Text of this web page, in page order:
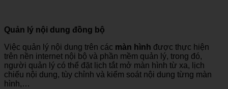
Quản lý nội dung đồng bộ
Việc quản lý nội dung trên các màn hình được thực hiện
trên nền internet nội bộ và phần mềm quản lý, trong đó,
người quản lý có thể đặt lịch tắt mở màn hình từ xa, lịch
chiếu nội dung, tùy chỉnh và kiểm soát nội dung từng màn
hình,…